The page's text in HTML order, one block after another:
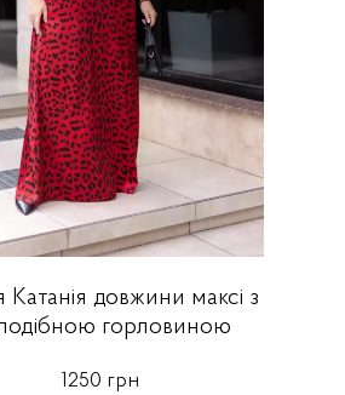
Катанія довжини максі з
горловиною
1250 грн